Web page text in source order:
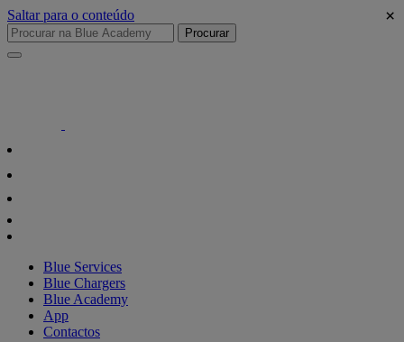
Saltar para o conteúdo
Procurar
Blue Services
Blue Chargers
Blue Academy
App
Contactos
×